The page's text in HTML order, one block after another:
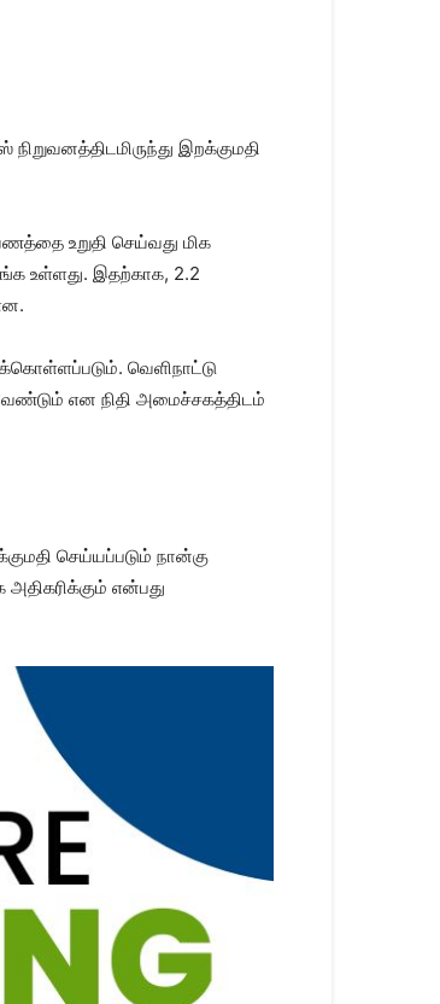
இறக்குமதி
உறுதி செய்வது மிக
உள்ளது. இதற்காக, 2.2
வெளிநாட்டு
என நிதி அமைச்சகத்திடம்
செய்யப்படும் நான்கு
அதிகரிக்கும் என்பது